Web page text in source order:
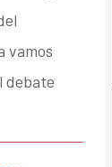
vamos
debate